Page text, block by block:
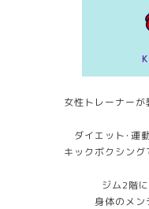
女性トレーナー
ダイエット･運
キックボクシン
ジム2階
身体のメン